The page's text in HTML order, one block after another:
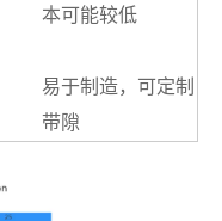
本可能较低
易于制造，可定制
带隙